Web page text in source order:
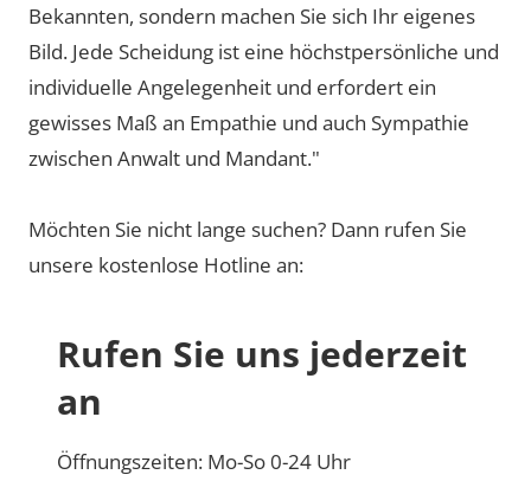
Bekannten, sondern machen Sie sich Ihr eigenes
Bild. Jede Scheidung ist eine höchstpersönliche und
individuelle Angelegenheit und erfordert ein
gewisses Maß an Empathie und auch Sympathie
zwischen Anwalt und Mandant."
Möchten Sie nicht lange suchen? Dann rufen Sie
unsere kostenlose Hotline an:
Rufen Sie uns jederzeit
an
Öffnungszeiten: Mo-So 0-24 Uhr